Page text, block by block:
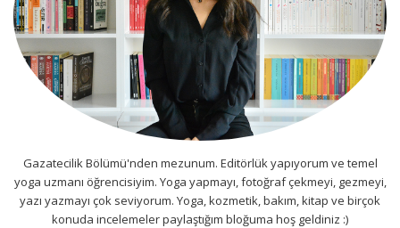
Gazatecilik Bölümü'nden mezunum. Editörlük yapıyorum ve temel
yoga uzmanı öğrencisiyim. Yoga yapmayı, fotoğraf çekmeyi, gezmeyi,
yazı yazmayı çok seviyorum. Yoga, kozmetik, bakım, kitap ve birçok
konuda incelemeler paylaştığım bloğuma hoş geldiniz :)